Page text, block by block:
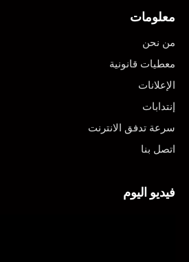
معلومات
من نحن
معطيات قانونية
الإعلانات
إنتدابات
سرعة تدفق الانترنت
اتصل بنا
فيديو اليوم